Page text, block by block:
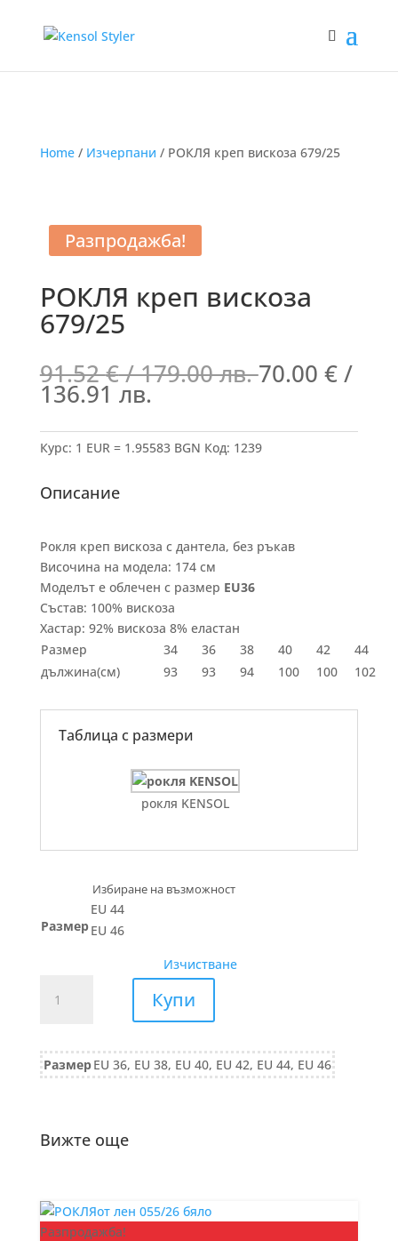
Home/ Изчерпани / РОКЛЯ креп вискоза 679/25
Разпродажба!
РОКЛЯ креп вискоза
679/25
91.52€/ 179.00 лв.70.00 €/
136.91 лв.
Курс: 1 EUR = 1.95583 BGN Код: 1239
Описание
Рокля креп вискоза с дантела, без ръкав
Височина на модела: 174 см
Моделът е облечен с размер EU36
Състав: 100% вискоза
Хастар: 92% вискоза 8% еластан
Размер
34 36 38 40 42
44
дължина(см)
93 93 94 100 100 102
Таблица с размери
рокля KENSOL
Размер
EU 44
EU 46
Изчистване
вискоза
Купи
РазмерEU 36, EU 38, EU 40, EU 42, EU 44, EU 46
Вижте още
Разпродажба!